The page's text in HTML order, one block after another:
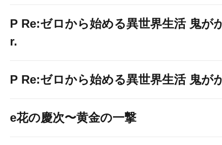
P Re:ゼロから始める異世界生活 鬼が
r.
P Re:ゼロから始める異世界生活 鬼が
e花の慶次〜黄金の一撃